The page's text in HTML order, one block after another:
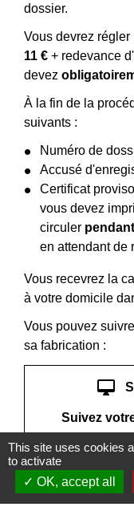
dossier.
Vous devrez régler
11 € + redevance
devez
À la fin de la
suivants :
Numéro de
Accusé
Certificat
vous devez
circuler
en attendant de
Vous recevrez la
à votre domicile
Vous pouvez
sa fabrication :
desktop_mac
Suivez
Agence
This site uses cookies
to activate
OK, accept all